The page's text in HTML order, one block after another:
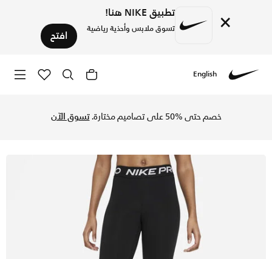
× تطبيق NIKE هنا!
تسوق ملابس وأحذية رياضية افتح
English
خصم حتى %50 على تصاميم مختارة. تسوق الآن